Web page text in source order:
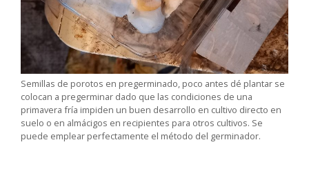
Semillas de porotos en pregerminado, poco antes dé plantar se
colocan a pregerminar dado que las condiciones de una
primavera fría impiden un buen desarrollo en cultivo directo en
suelo o en almácigos en recipientes para otros cultivos. Se
puede emplear perfectamente el método del germinador.